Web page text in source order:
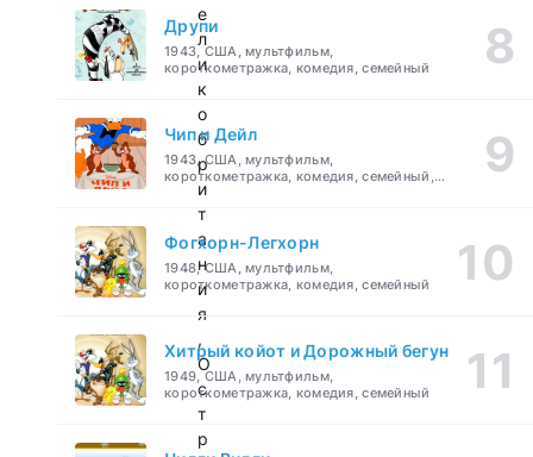
е
л
и
к
о
б
р
и
т
а
н
и
я
,
О
с
т
р
Друпи
1943, США, мультфильм,
короткометражка, комедия, семейный
Чип и Дейл
1943, США, мультфильм,
короткометражка, комедия, семейный,
детский
Фогхорн-Легхорн
1948, США, мультфильм,
короткометражка, комедия, семейный
Хитрый койот и Дорожный бегун
1949, США, мультфильм,
короткометражка, комедия, семейный